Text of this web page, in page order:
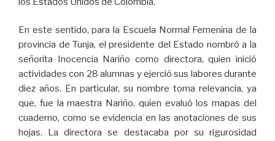
En este sentido, para la Escuela Normal Femenina de la
provincia de Tunja, el presidente del Estado nombró a la
señorita Inocencia Nariño como directora, quien inició
actividades con 28 alumnas y ejerció sus labores durante
diez años. En particular, su nombre toma relevancia, ya
que, fue la maestra Nariño, quien evaluó los mapas del
cuaderno, como se evidencia en las anotaciones de sus
hojas. La directora se destacaba por su rigurosidad